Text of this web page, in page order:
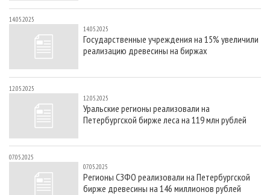
14.05.2025
14.05.2025
Государственные учреждения на 15% увеличили
реализацию древесины на биржах
12.05.2025
12.05.2025
Уральские регионы реализовали на
Петербургской бирже леса на 119 млн рублей
07.05.2025
07.05.2025
Регионы СЗФО реализовали на Петербургской
бирже древесины на 146 миллионов рублей